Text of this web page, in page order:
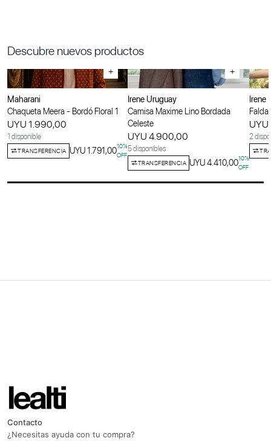
Descubre nuevos productos
+
Maharani
Chaqueta Meera - Bordó Floral 1
UYU 1.990,00
1 disponible
TRANSFERENCIA UYU 1.791,0010%
OFF
+
Irene Uruguay
Camisa Maxime Lino Bordada
Celeste
UYU 4.900,00
5 disponibles
TRANSFERENCIA UYU 4.410,0010%
OFF
Irene
Falda
2
Contacto
¿Necesitas ayuda con tu compra?